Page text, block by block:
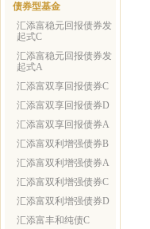
债券型基金
汇添富稳元回报债券发
起式C
汇添富稳元回报债券发
起式A
汇添富双享回报债券C
汇添富双享回报债券D
汇添富双享回报债券A
汇添富双利增强债券B
汇添富双利增强债券A
汇添富双利增强债券C
汇添富双利增强债券D
汇添富丰和纯债C